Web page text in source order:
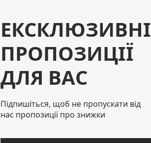
ЕКСКЛЮЗИВНІ
ПРОПОЗИЦІЇ
ДЛЯ ВАС
Підпишіться, щоб не пропускати від
нас пропозиції про знижки